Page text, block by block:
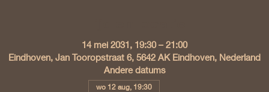
14 mei 2031, 19:30 – 21:00
Eindhoven, Jan Tooropstraat 6, 5642 AK Eindhoven, Nederland
Andere datums
wo 12 aug, 19:30